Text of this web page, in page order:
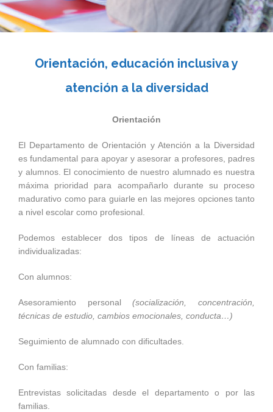
Orientación, educación inclusiva y
atención a la diversidad
Orientación
El Departamento de Orientación y Atención a la Diversidad
es fundamental para apoyar y asesorar a profesores, padres
y alumnos. El conocimiento de nuestro alumnado es nuestra
máxima prioridad para acompañarlo durante su proceso
madurativo como para guiarle en las mejores opciones tanto
a nivel escolar como profesional.
Podemos establecer dos tipos de líneas de actuación
individualizadas:
Con alumnos:
Asesoramiento personal(socialización, concentración,
técnicas de estudio, cambios emocionales, conducta…)
Seguimiento de alumnado con dificultades.
Con familias:
Entrevistas solicitadas desde el departamento o por las
familias.